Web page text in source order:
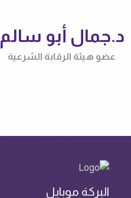
د.جمال أبو سالم
عضو هيئة الرقابة الشرعية
البركة موبايل